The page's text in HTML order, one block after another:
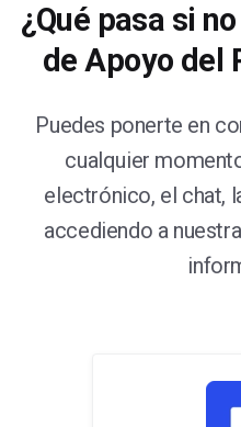
¿Qué pasa si
de Apoyo del
Puedes ponerte en
cualquier
electrónico, el chat,
accediendo a